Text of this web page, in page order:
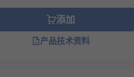
添加
产品技术资料